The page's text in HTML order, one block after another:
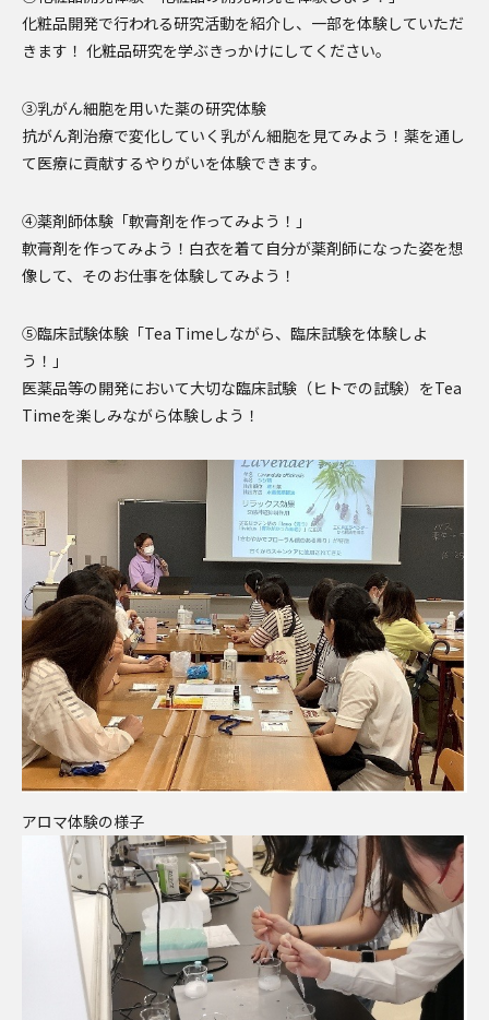
化粧品開発で行われる研究活動を紹介し、一部を体験していただ
きます！ 化粧品研究を学ぶきっかけにしてください。
③乳がん細胞を用いた薬の研究体験
抗がん剤治療で変化していく乳がん細胞を見てみよう！薬を通し
て医療に貢献するやりがいを体験できます。
④薬剤師体験「軟膏剤を作ってみよう！」
軟膏剤を作ってみよう！白衣を着て自分が薬剤師になった姿を想
像して、そのお仕事を体験してみよう！
⑤臨床試験体験「Tea Timeしながら、臨床試験を体験しよ
う！」
医薬品等の開発において大切な臨床試験（ヒトでの試験）をTea
Timeを楽しみながら体験しよう！
アロマ体験の様子